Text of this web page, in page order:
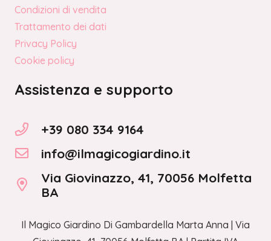
Condizioni di vendita
Trattamento dei dati
Privacy Policy
Cookie policy
Assistenza e supporto
+39 080 334 9164
info@ilmagicogiardino.it
Via Giovinazzo, 41, 70056 Molfetta
BA
Il Magico Giardino Di Gambardella Marta Anna | Via